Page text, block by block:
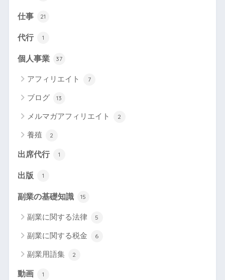
仕事 21
代行 1
個人事業 37
アフィリエイト 7
ブログ 13
メルマガアフィリエイト 2
養殖 2
出席代行 1
出版 1
副業の基礎知識 15
副業に関する法律 5
副業に関する税金 6
副業用語集 2
動画 1